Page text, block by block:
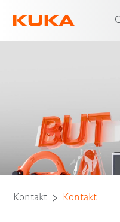
Kontakt Kontakt